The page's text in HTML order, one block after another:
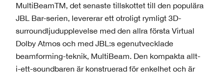
MultiBeamTM, det senaste tillskottet till den populära
JBL Bar-serien, levererar ett otroligt rymligt 3D-
surroundljudupplevelse med den allra första Virtual
Dolby Atmos och med JBL:s egenutvecklade
beamforming-teknik, MultiBeam. Den kompakta allt-
i-ett-soundbaren är konstruerad för enkelhet och är